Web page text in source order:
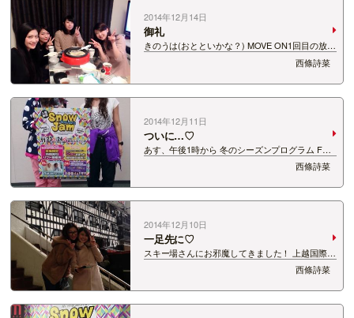
2014年12月14日
御礼
きのうは(おとといかな？) MOVE ON1回目の放送
でしたが 本当にたくさんのメッセージをいただき
嬉しかったです！ ありがとうございました！ き
のうの放送で 鍋したい、と連呼してた西條ですが
大学時代の友人と久しぶり…
西條詩菜
2014年12月11日
ついに…♡
あす、午後1時から 冬のシーズンプログラム FM-
NIIGATA Snow Jam Program MOVE ONが スター
トします！ もう楽しみやら緊張するやら… どう
なるんでしょうか。 あ！緊張と言えば、 先月、
新潟…
西條詩菜
2014年12月10日
一足先に♡
スキー場さんにお邪魔してきました！ 上越国際ス
キー場さんの玄関にて！ レトロな建物に大興奮で
した♡ 12月の頭だったので まだ雪は降っていま
せんでしたが わくわく感が一気に膨れ上がりまし
た！ 県内のスキー場も…
西條詩菜